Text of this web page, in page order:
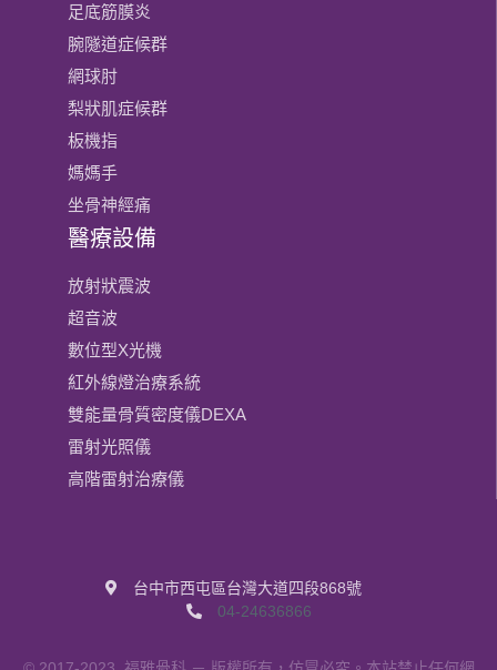
足底筋膜炎
腕隧道症候群
網球肘
梨狀肌症候群
板機指
媽媽手
坐骨神經痛
醫療設備
放射狀震波
超音波
數位型X光機
紅外線燈治療系統
雙能量骨質密度儀DEXA
雷射光照儀
高階雷射治療儀
台中市西屯區台灣大道四段868號
04-24636866